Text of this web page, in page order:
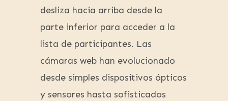
desliza hacia arriba desde la
parte inferior para acceder a la
lista de participantes. Las
cámaras web han evolucionado
desde simples dispositivos ópticos
y sensores hasta sofisticados